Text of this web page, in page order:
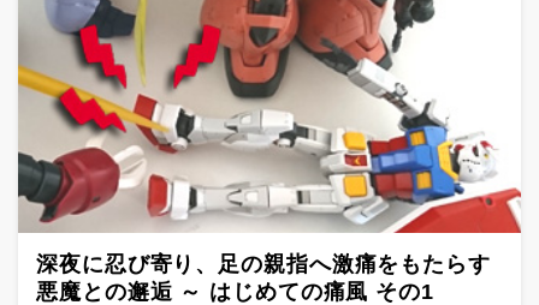
深夜に忍び寄り、足の親指へ激痛をもたらす
悪魔との邂逅 ～ はじめての痛風 その1